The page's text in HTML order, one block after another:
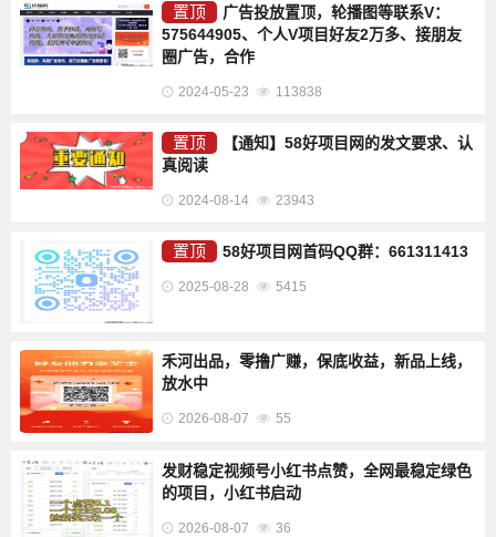
置顶
广告投放置顶，轮播图等联系V：
575644905、个人V项目好友2万多、接朋友
圈广告，合作
2024-05-23 113838
置顶
【通知】58好项目网的发文要求、认
真阅读
2024-08-14 23943
置顶 58好项目网首码QQ群：661311413
2025-08-28 5415
禾河出品，零撸广赚，保底收益，新品上线，
放水中
2026-08-07 55
发财稳定视频号小红书点赞，全网最稳定绿色
的项目，小红书启动
2026-08-07 36